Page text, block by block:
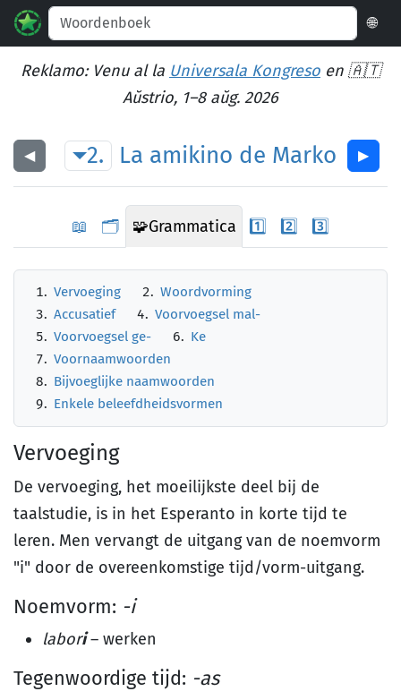
🌐
Reklamo: Venu al la Universala Kongreso en 🇦🇹
Aŭstrio, 1–8 aŭg. 2026
◀︎ 2. La amikino de Marko ▶︎
📖 🗂️ 🧩Grammatica 1️⃣ 2️⃣ 3️⃣
Vervoeging
Woordvorming
Accusatief
Voorvoegsel mal-
Voorvoegsel ge-
Ke
Voornaamwoorden
Bijvoeglijke naamwoorden
Enkele beleefdheidsvormen
Vervoeging
De vervoeging, het moeilijkste deel bij de
taalstudie, is in het Esperanto in korte tijd te
leren. Men vervangt de uitgang van de noemvorm
"i" door de overeenkomstige tijd/vorm-uitgang.
Noemvorm: -i
labori– werken
Tegenwoordige tijd: -as